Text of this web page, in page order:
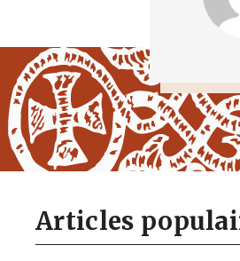
Articles